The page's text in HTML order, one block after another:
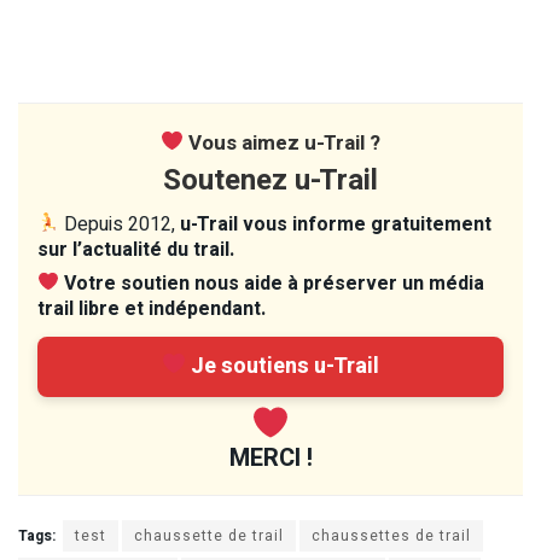
Vous aimez u-Trail ?
Soutenez u-Trail
Depuis 2012, u-Trail vous informe gratuitement
sur l’actualité du trail.
Votre soutien nous aide à préserver un média
trail libre et indépendant.
Je soutiens u-Trail
MERCI !
Tags: test chaussette de trail
chaussettes de trail